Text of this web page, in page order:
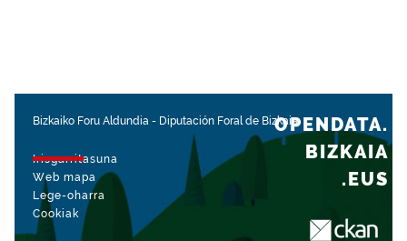
Bizkaiko Foru Aldundia - Diputación Foral de Bizkaia
Irisgarritasuna
Web mapa
Lege-oharra
Cookiak
OPENDATA.
BIZKAIA
.EUS